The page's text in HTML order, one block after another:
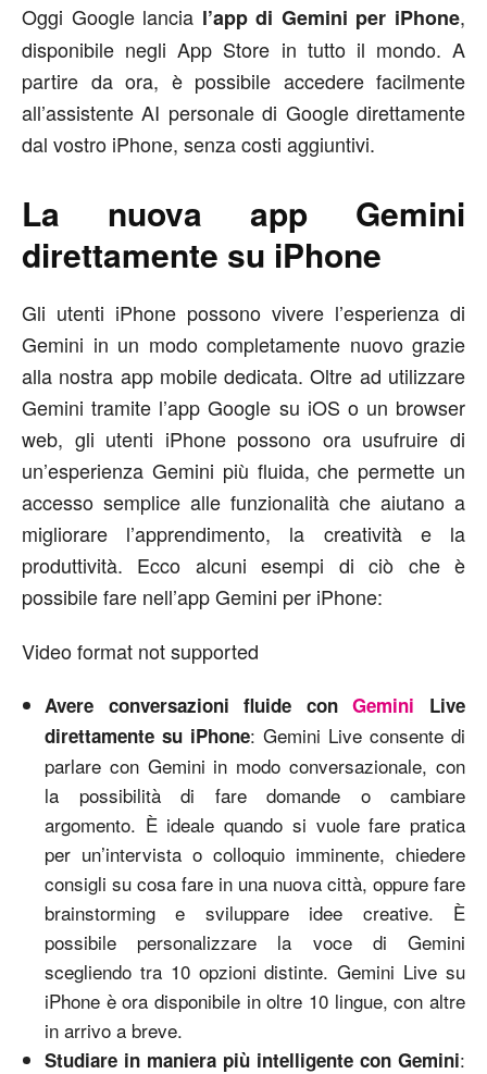
Oggi Google lancia l’app di Gemini per iPhone,
disponibile negli App Store in tutto il mondo. A
partire da ora, è possibile accedere facilmente
all’assistente AI personale di Google direttamente
dal vostro iPhone, senza costi aggiuntivi.
La nuova app Gemini
direttamente su iPhone
Gli utenti iPhone possono vivere l’esperienza di
Gemini in un modo completamente nuovo grazie
alla nostra app mobile dedicata. Oltre ad utilizzare
Gemini tramite l’app Google su iOS o un browser
web, gli utenti iPhone possono ora usufruire di
un’esperienza Gemini più fluida, che permette un
accesso semplice alle funzionalità che aiutano a
migliorare l’apprendimento, la creatività e la
produttività. Ecco alcuni esempi di ciò che è
possibile fare nell’app Gemini per iPhone:
Video format not supported
Avere conversazioni fluide conGemini Live
direttamente su iPhone: Gemini Live consente di
parlare con Gemini in modo conversazionale, con
la possibilità di fare domande o cambiare
argomento. È ideale quando si vuole fare pratica
per un’intervista o colloquio imminente, chiedere
consigli su cosa fare in una nuova città, oppure fare
brainstorming e sviluppare idee creative. È
possibile personalizzare la voce di Gemini
scegliendo tra 10 opzioni distinte. Gemini Live su
iPhone è ora disponibile in oltre 10 lingue, con altre
in arrivo a breve.
Studiare in maniera più intelligente con Gemini: